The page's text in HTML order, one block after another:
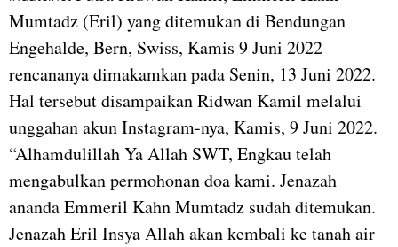
Mumtadz (Eril) yang ditemukan di Bendungan
Engehalde, Bern, Swiss, Kamis 9 Juni 2022
rencananya dimakamkan pada Senin, 13 Juni 2022.
Hal tersebut disampaikan Ridwan Kamil melalui
unggahan akun Instagram-nya, Kamis, 9 Juni 2022.
“Alhamdulillah Ya Allah SWT, Engkau telah
mengabulkan permohonan doa kami. Jenazah
ananda Emmeril Kahn Mumtadz sudah ditemukan.
Jenazah Eril Insya Allah akan kembali ke tanah air